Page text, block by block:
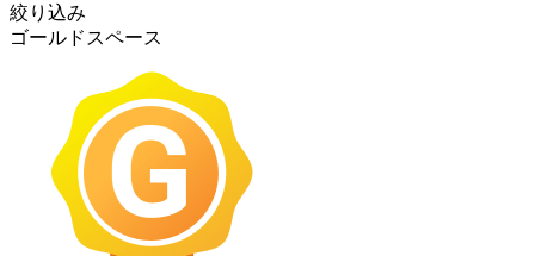
絞り込み
ゴールドスペース